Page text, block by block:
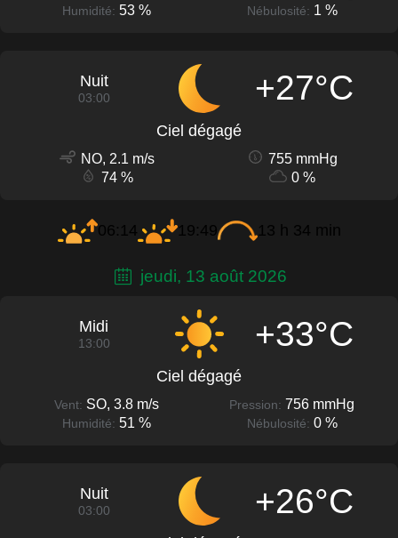
Humidité: 53 % Nébulosité: 1 %
Nuit
03:00 +27°C
Ciel dégagé
NO, 2.1 m/s
755 mmHg
74 %
0 %
06:14 19:49 13 h 34 min
jeudi, 13 août 2026
Midi
13:00 +33°C
Ciel dégagé
Vent: SO, 3.8 m/s Pression: 756 mmHg
Humidité: 51 % Nébulosité: 0 %
Nuit
03:00 +26°C